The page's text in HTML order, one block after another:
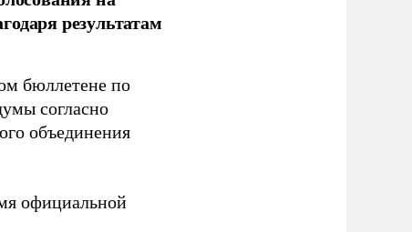
результатам
бюллетене по
согласно
объединения
официальной